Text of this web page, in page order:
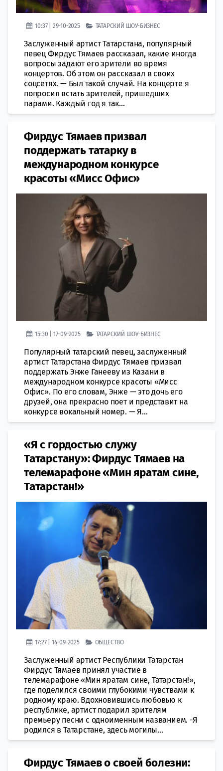
10:37 | 29-10-2025 ТАТАРСКИЙ ШОУ-БИЗНЕС
Заслуженный артист Татарстана, популярный
певец Фирдус Тямаев рассказал, какие иногда
вопросы задают его зрители во время
концертов. Об этом он рассказал в своих
соцсетях. — Был такой случай. На концерте я
попросил встать зрителей, пришедших
парами. Каждый год я так...
Фирдус Тямаев призвал
поддержать татарку в
международном конкурсе
красоты «Мисс Офис»
15:30 | 17-09-2025 ТАТАРСКИЙ ШОУ-БИЗНЕС
Популярный татарский певец, заслуженный
артист Татарстана Фирдус Тямаев призвал
поддержать Энже Ганееву из Казани в
международном конкурсе красоты «Мисс
Офис». По его словам, Энже — это дочь его
друзей, она прекрасно поет и представит на
конкурсе вокальный номер. — Я...
«Я с гордостью служу
Татарстану»: Фирдус Тямаев на
телемарафоне «Мин яратам сине,
Татарстан!»
17:27 | 14-09-2025 ОБЩЕСТВО
Заслуженный артист Республики Татарстан
Фирдус Тямаев принял участие в
телемарафоне «Мин яратам сине, Татарстан!»,
где поделился своими глубокими чувствами к
родному краю. Вдохновившись любовью к
республике, артист подарил зрителям
премьеру песни с одноименным названием. -Я
родился в Татарстане, здесь могилы...
Фирдус Тямаев о своей болезни: